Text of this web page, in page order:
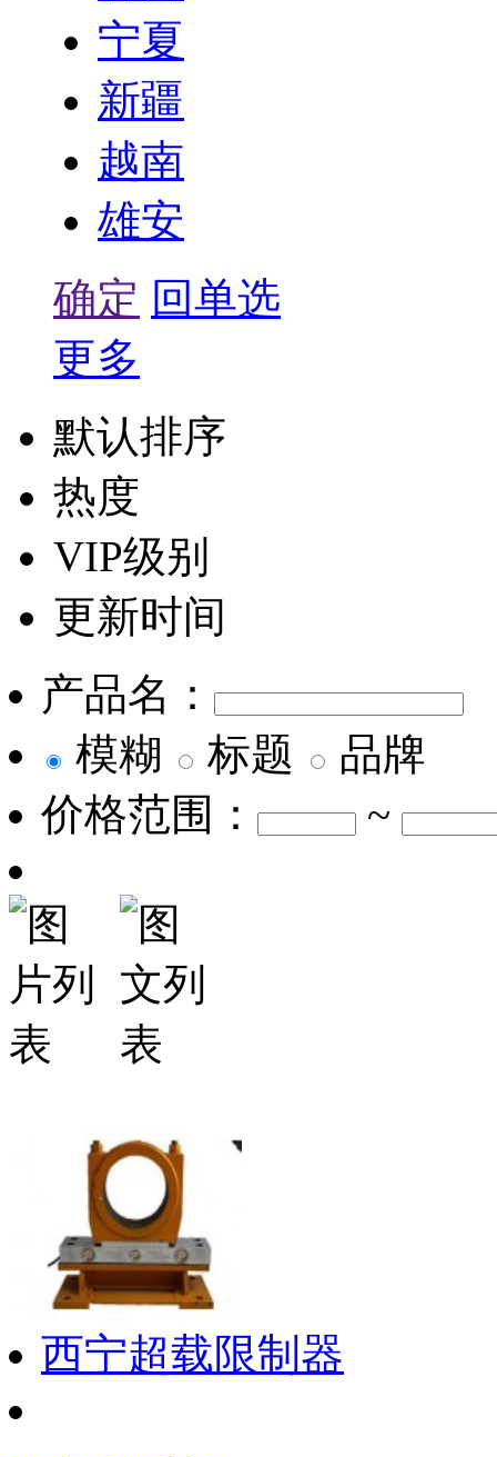
宁夏
新疆
越南
雄安
确定 回单选
更多
默认排序
热度
VIP级别
更新时间
产品名：
模糊
标题
品牌
价格范围：
~
西宁超载限制器